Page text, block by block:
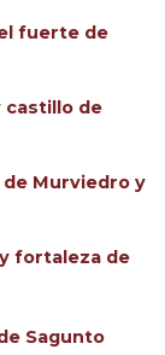
fuerte de
castillo de
de Murviedro y
y fortaleza de
Sagunto